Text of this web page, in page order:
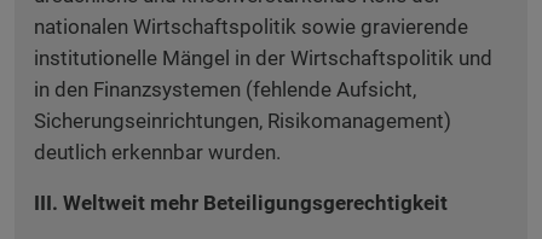
nationalen Wirtschaftspolitik sowie gravierende
institutionelle Mängel in der Wirtschaftspolitik und
in den Finanzsystemen (fehlende Aufsicht,
Sicherungseinrichtungen, Risikomanagement)
deutlich erkennbar wurden.
III. Weltweit mehr Beteiligungsgerechtigkeit